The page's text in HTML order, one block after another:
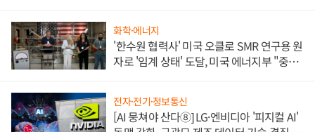
화학·에너지
'한수원 협력사' 미국 오클로 SMR 연구용 원
자로 '임계 상태' 도달, 미국 에너지부 "중요
전자·전기·정보통신
[AI 뭉쳐야 산다⑧] LG·엔비디아 '피지컬 AI'